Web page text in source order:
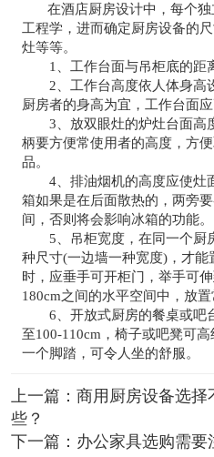
在酒店厨房设计中，每个独
工程学，进而确定厨房设备的
灶等等。
1、工作台面与吊柜底的距离
2、工作台高度依人体身高
厨房者的身高为宜，工作台面应
3、放双眼灶的炉灶台面高
柄要方便常使用者的高度，方
品。
4、排油烟机的高度应使灶
箱如果是在后面散热的，两旁
间，否则将会影响冰箱的功能。
5、吊柜宽度，在同一个厨
种尺寸(一边墙一种宽度)，才
时，应垂手可开柜门，举手可
180cm之间的水平空间中，放置
6、开放式厨房的餐桌或吧
至100-110cm，椅子或吧凳可
一个脚踏，可令人坐的舒服。
上一篇： 商用厨房设备选择
些？
下一篇： 办公家具选购需要